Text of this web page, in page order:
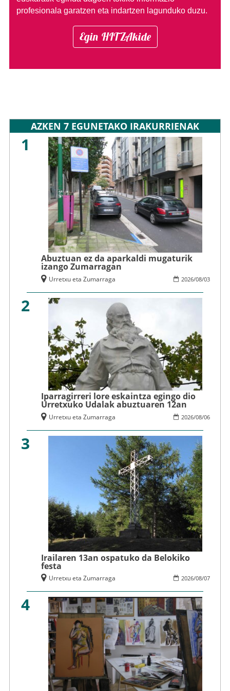
profesionala garatzen eta indartzen lagunduko duzu.
Egin HITZAkide
AZKEN 7 EGUNETAKO IRAKURRIENAK
1
Abuztuan ez da aparkaldi mugaturik
izango Zumarragan
2026/08/03
Urretxu eta Zumarraga
2
Iparragirreri lore eskaintza egingo dio
Urretxuko Udalak abuztuaren 12an
2026/08/06
Urretxu eta Zumarraga
3
Irailaren 13an ospatuko da Belokiko
festa
2026/08/07
Urretxu eta Zumarraga
4